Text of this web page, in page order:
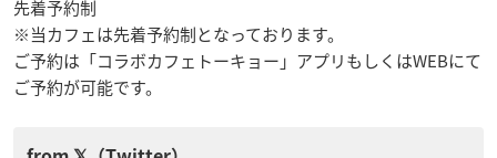
先着予約制
※当カフェは先着予約制となっております。
ご予約は「コラボカフェトーキョー」アプリもしくはWEBにて
ご予約が可能です。